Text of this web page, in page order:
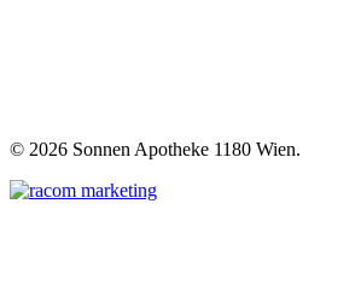
© 2026 Sonnen Apotheke 1180 Wien.